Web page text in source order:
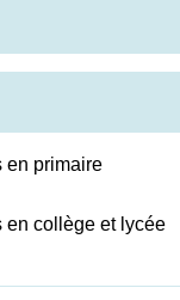
en primaire
en collège et lycée